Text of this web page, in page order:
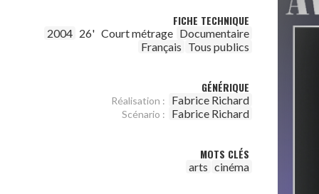
FICHE TECHNIQUE
2004 26' Court métrage Documentaire
Français Tous publics
GÉNÉRIQUE
Réalisation : Fabrice Richard
Scénario : Fabrice Richard
MOTS CLÉS
arts cinéma